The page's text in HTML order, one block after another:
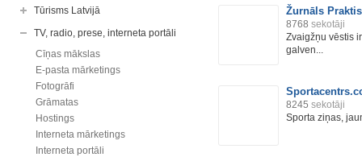
Tūrisms Latvijā
TV, radio, prese, interneta portāli
Cīņas mākslas
E-pasta mārketings
Fotogrāfi
Grāmatas
Hostings
Interneta mārketings
Interneta portāli
Žurnāls
8768 sekotāji
Zvaigžņu vēstis
galven...
8245 sekotāji
Sporta ziņas,